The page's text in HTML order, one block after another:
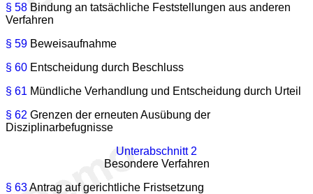
§ 58 Bindung an tatsächliche Feststellungen aus anderen
Verfahren
§ 59 Beweisaufnahme
§ 60 Entscheidung durch Beschluss
§ 61 Mündliche Verhandlung und Entscheidung durch Urteil
§ 62 Grenzen der erneuten Ausübung der
Disziplinarbefugnisse
Unterabschnitt 2
Besondere Verfahren
§ 63Antrag auf gerichtliche Fristsetzung